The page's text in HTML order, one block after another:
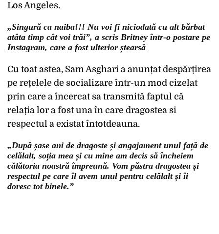
Los Angeles.
„Singură ca naiba!!! Nu voi fi niciodată cu alt bărbat
atâta timp cât voi trăi”, a scris Britney într-o postare pe
Instagram, care a fost ulterior ștearsă
Cu toat astea, Sam Asghari a anunțat despărțirea
pe rețelele de socializare într-un mod cizelat
prin care a încercat sa transmită faptul că
relația lor a fost una în care dragostea si
respectul a existat întotdeauna.
„După șase ani de dragoste și angajament unul față de
celălalt, soția mea și cu mine am decis să încheiem
călătoria noastră împreună. Vom păstra dragostea și
respectul pe care îl avem unul pentru celălalt și îi
doresc tot binele.”